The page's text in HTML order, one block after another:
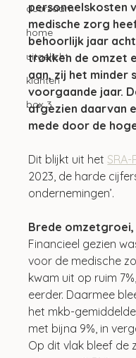
duurzaam
home
uitgelicht
klanten
box 3
personeelskosten
medische zorg
behoorlijk jaar
trokken de omzet
aan, zij het minder
voorgaande jaar.
afgezien daarvan
mede door de
Dit blijkt uit het
2023, de harde
ondernemingen’.
Brede
Financieel gezien
voor de medische
kwam uit op ruim
eerder. Daarmee
het mkb-gemiddelde
met bijna 9%, in
Op dit vlak bleef de